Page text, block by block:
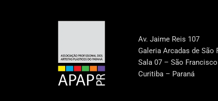
Av. Jaime Reis 107
Galeria Arcadas de São
Sala 07 – São Francisco
Curitiba – Paraná